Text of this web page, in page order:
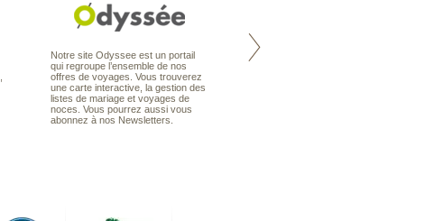
Notre site Odyssee est un portail
qui regroupe l’ensemble de nos
offres de voyages. Vous trouverez
une carte interactive, la gestion des
listes de mariage et voyages de
noces. Vous pourrez aussi vous
abonnez à nos Newsletters.
Nouvelle-Zélande à la carte
organise votre séjour en Nouvelle-